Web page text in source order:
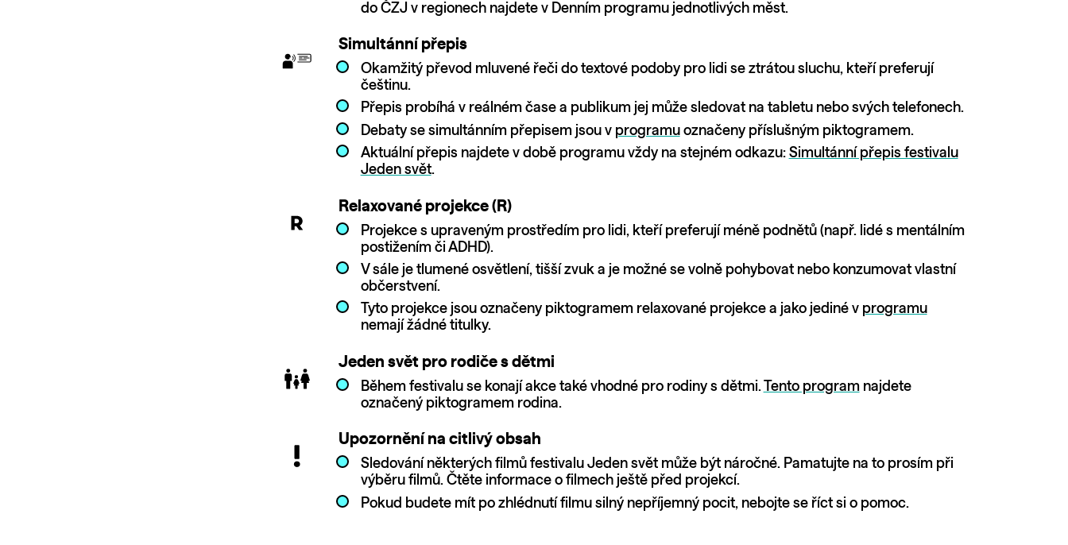
do ČZJ v regionech najdete v Denním programu jednotlivých měst.
Simultánní přepis
Okamžitý převod mluvené řeči do textové podoby pro lidi se ztrátou sluchu, kteří preferují
češtinu.
Přepis probíhá v reálném čase a publikum jej může sledovat na tabletu nebo svých telefonech.
Debaty se simultánním přepisem jsou v programuoznačeny příslušným piktogramem.
Aktuální přepis najdete v době programu vždy na stejném odkazu: Simultánní přepis festivalu
Jeden svět.
Relaxované projekce (R)
Projekce s upraveným prostředím pro lidi, kteří preferují méně podnětů (např. lidé s mentálním
postižením či ADHD).
V sále je tlumené osvětlení, tišší zvuk a je možné se volně pohybovat nebo konzumovat vlastní
občerstvení.
Tyto projekce jsou označeny piktogramem relaxované projekce a jako jediné v programu
nemají žádné titulky.
Jeden svět pro rodiče s dětmi
Během festivalu se konají akce také vhodné pro rodiny s dětmi. Tento programnajdete
označený piktogramem rodina.
Upozornění na citlivý obsah
Sledování některých filmů festivalu Jeden svět může být náročné. Pamatujte na to prosím při
výběru filmů. Čtěte informace o filmech ještě před projekcí.
Pokud budete mít po zhlédnutí filmu silný nepříjemný pocit, nebojte se říct si o pomoc.